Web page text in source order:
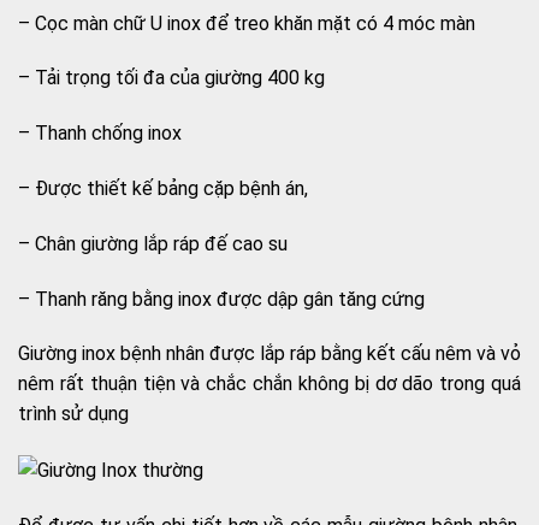
– Cọc màn chữ U inox để treo khăn mặt có 4 móc màn
– Tải trọng tối đa của giường 400 kg
– Thanh chống inox
– Được thiết kế bảng cặp bệnh án,
– Chân giường lắp ráp đế cao su
– Thanh răng bằng inox được dập gân tăng cứng
Giường inox bệnh nhân được lắp ráp bằng kết cấu nêm và vỏ
nêm rất thuận tiện và chắc chắn không bị dơ dão trong quá
trình sử dụng